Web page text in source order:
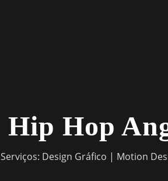
Hip Hop
Serviços: Design Gráfico | Motion